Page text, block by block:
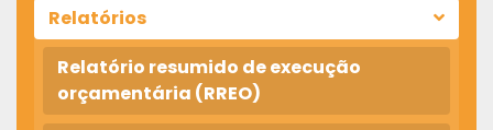
Relatórios
Relatório resumido de execução
orçamentária (RREO)